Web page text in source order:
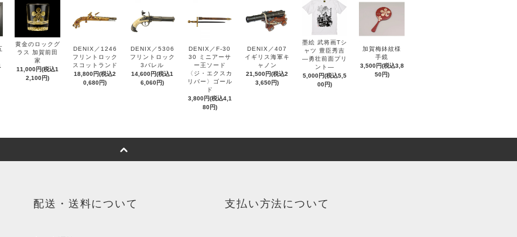
黄金のロックグ
ラス 加賀前田
家
11,000円(税込1
2,100円)
DENIX／1246
フリントロック
スコットランド
18,800円(税込2
0,680円)
DENIX／5306
フリントロック
3バレル
14,600円(税込1
6,060円)
DENIX／F-30
30 ミニアーサ
ー王ソード
〈ジ・エクスカ
リバー〉ゴール
ド
3,800円(税込4,1
80円)
DENIX／407
イギリス海軍キ
ャノン
21,500円(税込2
3,650円)
墨絵 武将画Tシ
ャツ 豊臣秀吉
―勇壮前面プリ
ント―
5,000円(税込5,5
00円)
加賀梅鉢紋様
手鏡
3,500円(税込3,8
50円)
配送・送料について 支払い方法について